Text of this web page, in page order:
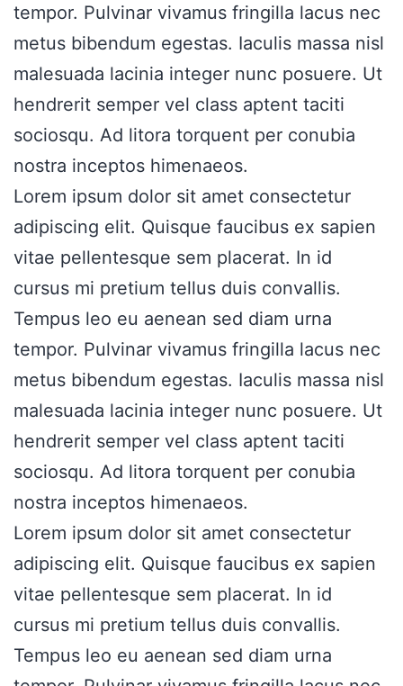
tempor. Pulvinar vivamus fringilla lacus nec
metus bibendum egestas. Iaculis massa nisl
malesuada lacinia integer nunc posuere. Ut
hendrerit semper vel class aptent taciti
sociosqu. Ad litora torquent per conubia
nostra inceptos himenaeos.
Lorem ipsum dolor sit amet consectetur
adipiscing elit. Quisque faucibus ex sapien
vitae pellentesque sem placerat. In id
cursus mi pretium tellus duis convallis.
Tempus leo eu aenean sed diam urna
tempor. Pulvinar vivamus fringilla lacus nec
metus bibendum egestas. Iaculis massa nisl
malesuada lacinia integer nunc posuere. Ut
hendrerit semper vel class aptent taciti
sociosqu. Ad litora torquent per conubia
nostra inceptos himenaeos.
Lorem ipsum dolor sit amet consectetur
adipiscing elit. Quisque faucibus ex sapien
vitae pellentesque sem placerat. In id
cursus mi pretium tellus duis convallis.
Tempus leo eu aenean sed diam urna